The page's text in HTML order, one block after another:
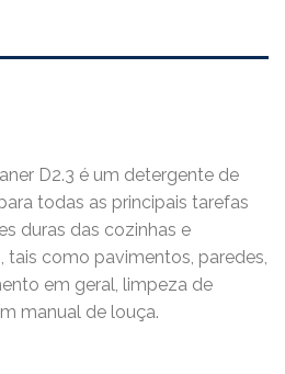
D2.3 é um detergente de
todas as principais tarefas
duras das cozinhas e
tais como pavimentos, paredes,
em geral, limpeza de
manual de louça.